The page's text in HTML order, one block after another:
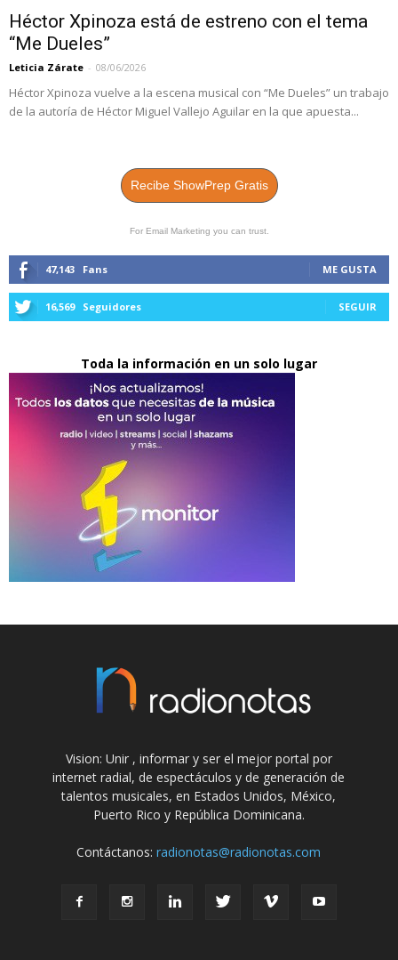
Héctor Xpinoza está de estreno con el tema
“Me Dueles”
Leticia Zárate - 08/06/2026
Héctor Xpinoza vuelve a la escena musical con “Me Dueles” un trabajo
de la autoría de Héctor Miguel Vallejo Aguilar en la que apuesta...
Recibe ShowPrep Gratis
For Email Marketing you can trust.
47,143 Fans ME GUSTA
16,569 Seguidores SEGUIR
Toda la información en un solo lugar
Vision: Unir , informar y ser el mejor portal por
internet radial, de espectáculos y de generación de
talentos musicales, en Estados Unidos, México,
Puerto Rico y República Dominicana.
Contáctanos:radionotas@radionotas.com